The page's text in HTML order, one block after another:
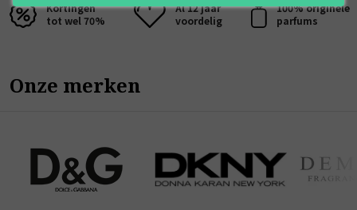
Kortingen
tot wel 70%
Al 12 jaar
voordelig
100% originele
parfums
Onze merken